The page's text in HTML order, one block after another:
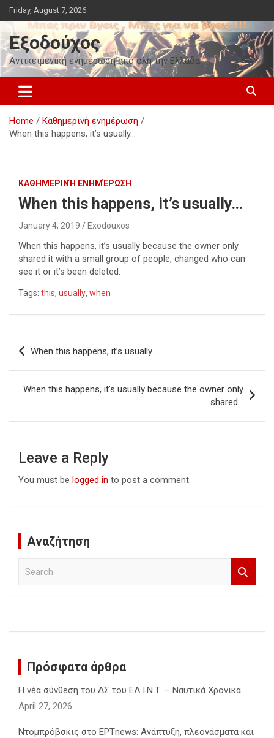
Skip
to
content
Friday, August 7, 2026
Εξοδούχος
Αντικειμενική ενημέρωση από όλη την Ελλάδα
Home
Καθημερινή ενημέρωση
When this happens, it’s usually…
ΚΑΘΗΜΕΡΙΝΉ ΕΝΗΜΈΡΩΣΗ
When this happens, it’s usually…
January 4, 2019 Exodouxos
When this happens, it’s usually because the owner only
shared it with a small group of people, changed who can
see it or it’s been deleted.
Tags: this, usually, when
Post
navigation
When this happens, it’s usually…
When this happens, it’s usually because the owner only
shared…
Leave a Reply
You must be logged in to post a comment.
Αναζήτηση
h
Πρόσφατα άρθρα
Η νέα σύνθεση του ΔΣ του ΕΛ.Ι.Ν.Τ. – Ναυτικά Χρονικά
April 27, 2026
Ντομπρόβσκις στο ΕΡΤnews: Ανάπτυξη, πλεονάσματα και